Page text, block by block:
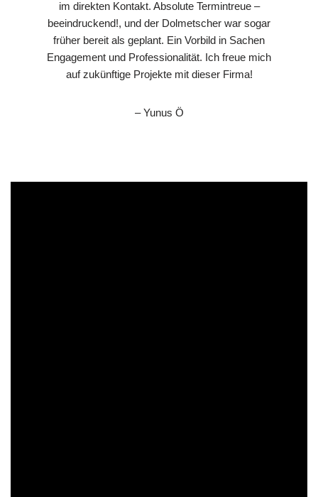
im direkten Kontakt. Absolute Termintreue –
beeindruckend!, und der Dolmetscher war sogar
früher bereit als geplant. Ein Vorbild in Sachen
Engagement und Professionalität. Ich freue mich
auf zukünftige Projekte mit dieser Firma!
– Yunus Ö